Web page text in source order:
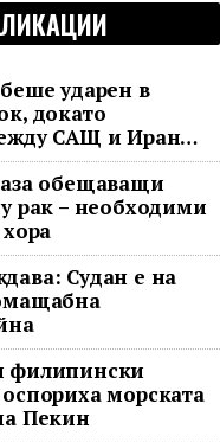
ударен в
докато
САЩ и Иран
обещаващи
рак – необходими
Судан е на
филипински
морската
Пекин